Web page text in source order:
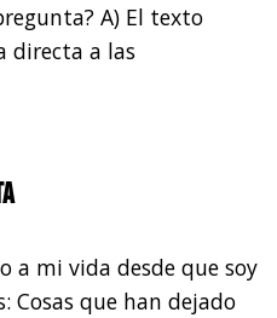
A) El texto
directa a las
a mi vida desde que soy
Cosas que han dejado